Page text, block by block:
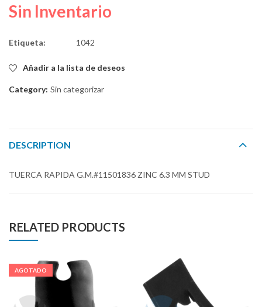
Sin Inventario
Etiqueta: 1042
Añadir a la lista de deseos
Category: Sin categorizar
DESCRIPTION
TUERCA RAPIDA G.M.#11501836 ZINC 6.3 MM STUD
RELATED PRODUCTS
AGOTADO